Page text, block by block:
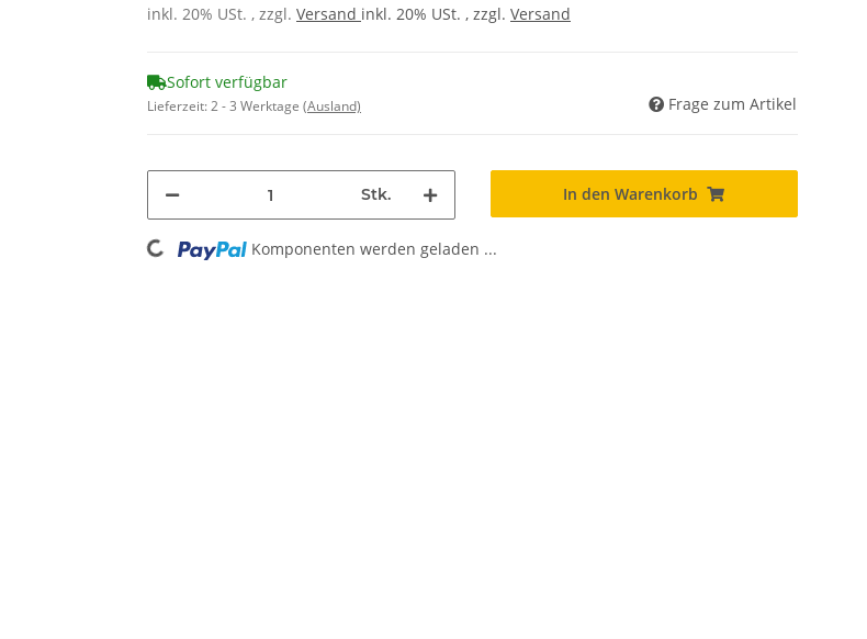
inkl. 20% USt. , zzgl. Versand inkl. 20% USt. , zzgl. Versand
Sofort verfügbar
Lieferzeit:2 - 3 Werktage (Ausland) Frage zum Artikel
Stk. In den Warenkorb
Loading... Komponenten werden geladen ...